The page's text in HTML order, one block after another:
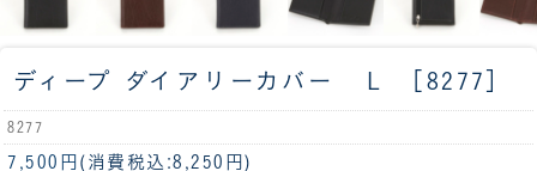
ディープ ダイアリーカバー Ｌ ［8277］
8277
7,500円 (消費税込:8,250円)